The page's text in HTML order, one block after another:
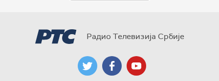
Радио Телевизија Србије